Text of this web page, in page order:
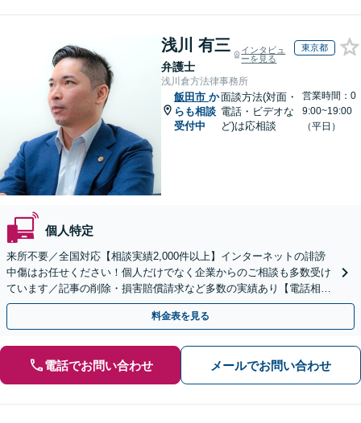
浅川 有三
弁護士
インタビュ
ーを見る
東京都
浅川倉方法律事務所
飯田市 か
らも相談
受付中
面談方法(対面・
電話・ビデオな
ど)は応相談
営業時間：0
9:00~19:00
（平日）
個人特定
来所不要／全国対応【相談実績2,000件以上】インターネットの誹謗
中傷はお任せください！個人だけでなく企業からのご相談も多数受け
ています／記事の削除・損害賠償請求など多数の実績あり【電話相談
可】【初回相談無料】【夜間休日面談可】
料金表を見る
電話でお問い合わせ メールでお問い合わせ